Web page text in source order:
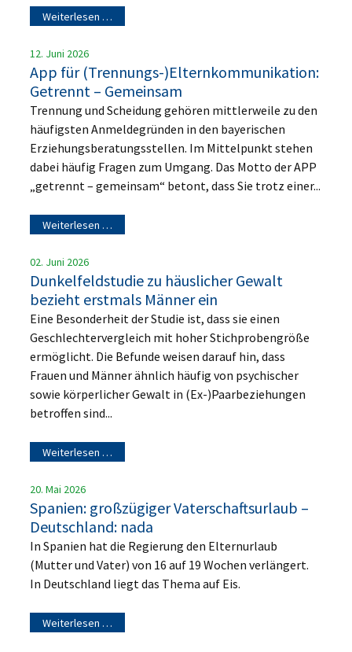
Weiterlesen …
12. Juni 2026
App für (Trennungs-)Elternkommunikation:
Getrennt – Gemeinsam
Trennung und Scheidung gehören mittlerweile zu den
häufigsten Anmeldegründen in den bayerischen
Erziehungsberatungsstellen. Im Mittelpunkt stehen
dabei häufig Fragen zum Umgang. Das Motto der APP
„getrennt – gemeinsam“ betont, dass Sie trotz einer...
Weiterlesen …
02. Juni 2026
Dunkelfeldstudie zu häuslicher Gewalt
bezieht erstmals Männer ein
Eine Besonderheit der Studie ist, dass sie einen
Geschlechtervergleich mit hoher Stichprobengröße
ermöglicht. Die Befunde weisen darauf hin, dass
Frauen und Männer ähnlich häufig von psychischer
sowie körperlicher Gewalt in (Ex-)Paarbeziehungen
betroffen sind...
Weiterlesen …
20. Mai 2026
Spanien: großzügiger Vaterschaftsurlaub –
Deutschland: nada
In Spanien hat die Regierung den Elternurlaub
(Mutter und Vater) von 16 auf 19 Wochen verlängert.
In Deutschland liegt das Thema auf Eis.
Weiterlesen …